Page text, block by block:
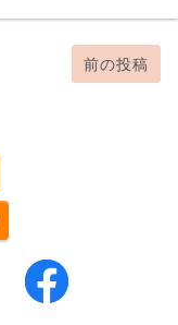
前の投稿